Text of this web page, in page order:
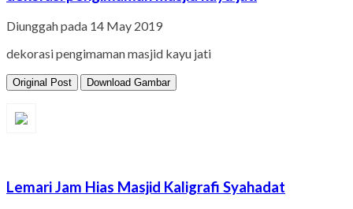
Diunggah pada 14 May 2019
dekorasi pengimaman masjid kayu jati
Original Post Download Gambar
Lemari Jam Hias Masjid Kaligrafi Syahadat